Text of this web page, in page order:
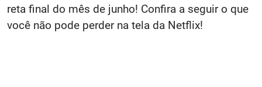
reta final do mês de junho! Confira a seguir o que
você não pode perder na tela da Netflix!